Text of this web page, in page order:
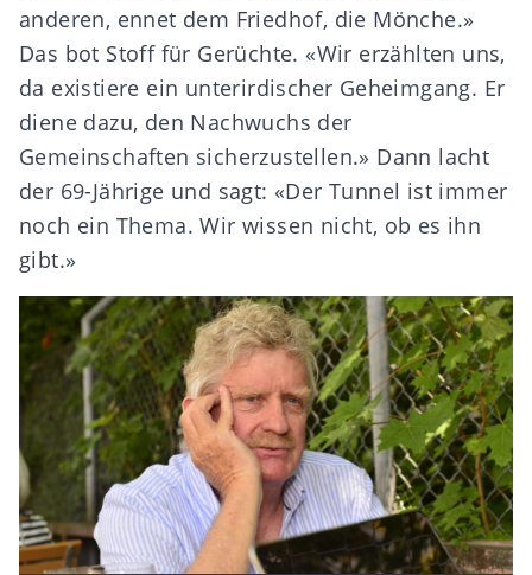
anderen, ennet dem Friedhof, die Mönche.»
Das bot Stoff für Gerüchte. «Wir erzählten uns,
da existiere ein unterirdischer Geheimgang. Er
diene dazu, den Nachwuchs der
Gemeinschaften sicherzustellen.» Dann lacht
der 69-Jährige und sagt: «Der Tunnel ist immer
noch ein Thema. Wir wissen nicht, ob es ihn
gibt.»